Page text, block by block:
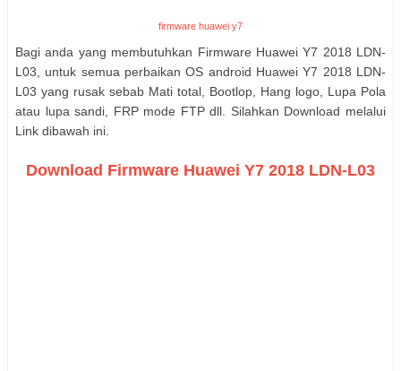
firmware huawei y7
Bagi anda yang membutuhkan Firmware Huawei Y7 2018 LDN-
L03, untuk semua perbaikan OS android Huawei Y7 2018 LDN-
L03 yang rusak sebab Mati total, Bootlop, Hang logo, Lupa Pola
atau lupa sandi, FRP mode FTP dll. Silahkan Download melalui
Link dibawah ini.
Download Firmware Huawei Y7 2018 LDN-L03